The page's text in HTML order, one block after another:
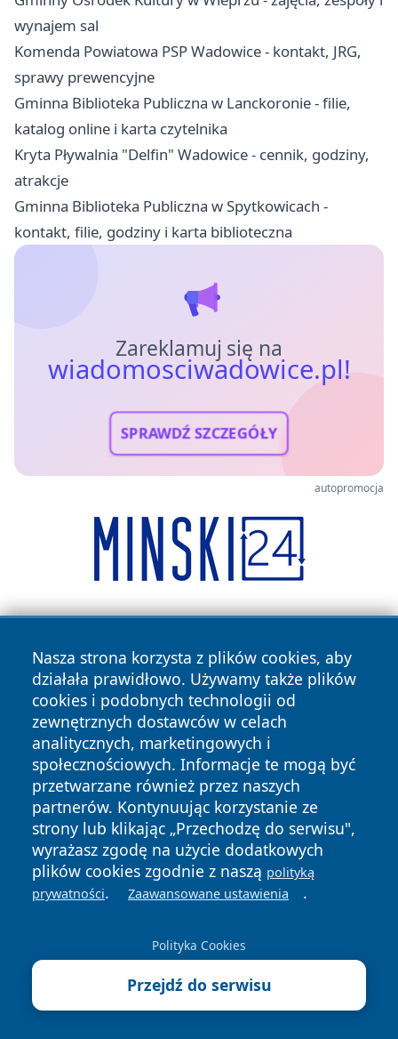
wynajem sal
Komenda Powiatowa PSP Wadowice - kontakt, JRG,
sprawy prewencyjne
Gminna Biblioteka Publiczna w Lanckoronie - filie,
katalog online i karta czytelnika
Kryta Pływalnia "Delfin" Wadowice - cennik, godziny,
atrakcje
Gminna Biblioteka Publiczna w Spytkowicach -
kontakt, filie, godziny i karta biblioteczna
Zareklamuj się na
wiadomosciwadowice.pl!
SPRAWDŹ SZCZEGÓŁY
autopromocja
Nasza strona korzysta z plików cookies, aby
działała prawidłowo. Używamy także plików
cookies i podobnych technologii od
zewnętrznych dostawców w celach
analitycznych, marketingowych i
społecznościowych. Informacje te mogą być
przetwarzane również przez naszych
partnerów. Kontynuując korzystanie ze
strony lub klikając „Przechodzę do serwisu",
wyrażasz zgodę na użycie dodatkowych
plików cookies zgodnie z naszą polityką
prywatności. Zaawansowane ustawienia .
Polityka Cookies
Przejdź do serwisu
Copyright © 2026 wiadomosciwadowice.pl Wszystkie prawa
zastrzeżone.
News Autorzy
Polityka
Prywatności
Polityka
Cookies